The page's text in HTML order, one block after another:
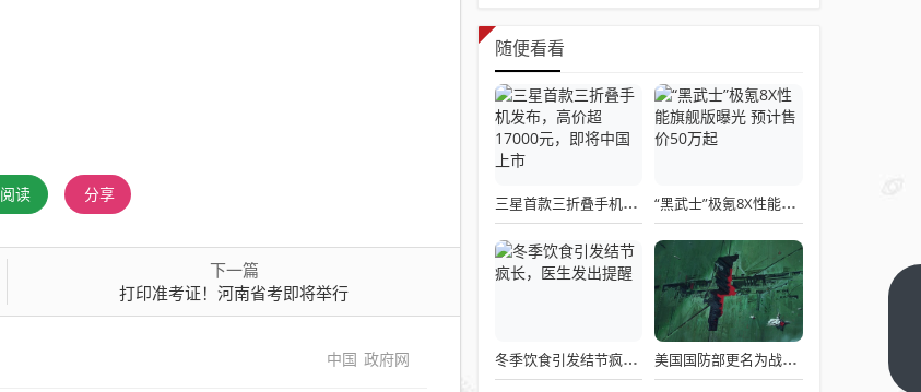
阅读 分享
下一篇
打印准考证！河南省考即将举行
中国 政府网
随便看看
三星首款三折叠手机发布，高价超17000元，即将中国上市 “黑武士”极氪8X性能旗舰版曝光 预计售价50万起
冬季饮食引发结节疯长，医生发出提醒 美国国防部更名为战争部引发关注热议